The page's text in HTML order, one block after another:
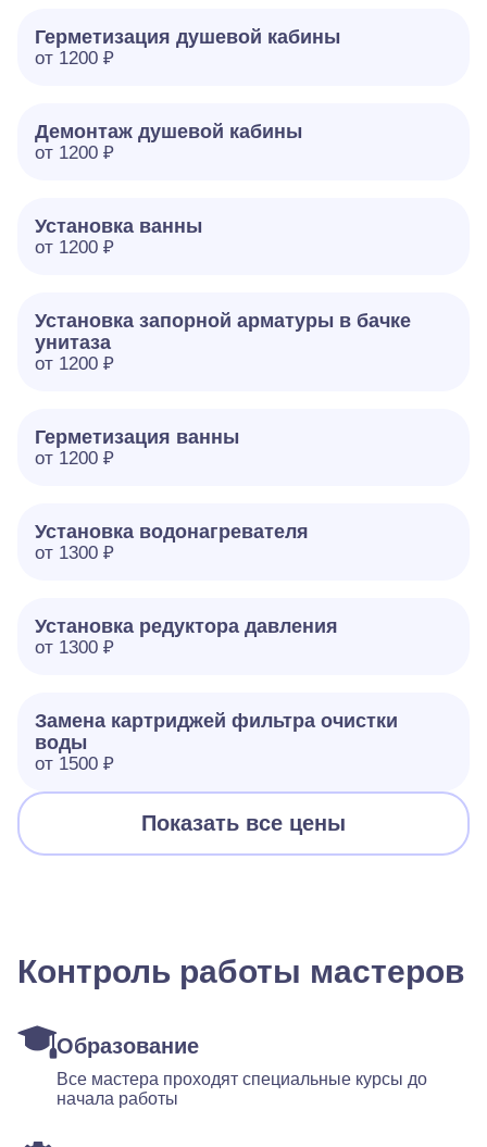
Герметизация душевой кабины
от 1200 ₽
Демонтаж душевой кабины
от 1200 ₽
Установка ванны
от 1200 ₽
Установка запорной арматуры в бачке
унитаза
от 1200 ₽
Герметизация ванны
от 1200 ₽
Установка водонагревателя
от 1300 ₽
Установка редуктора давления
от 1300 ₽
Замена картриджей фильтра очистки
воды
от 1500 ₽
Показать все цены
Контроль работы мастеров
Образование
Все мастера проходят специальные курсы до
начала работы